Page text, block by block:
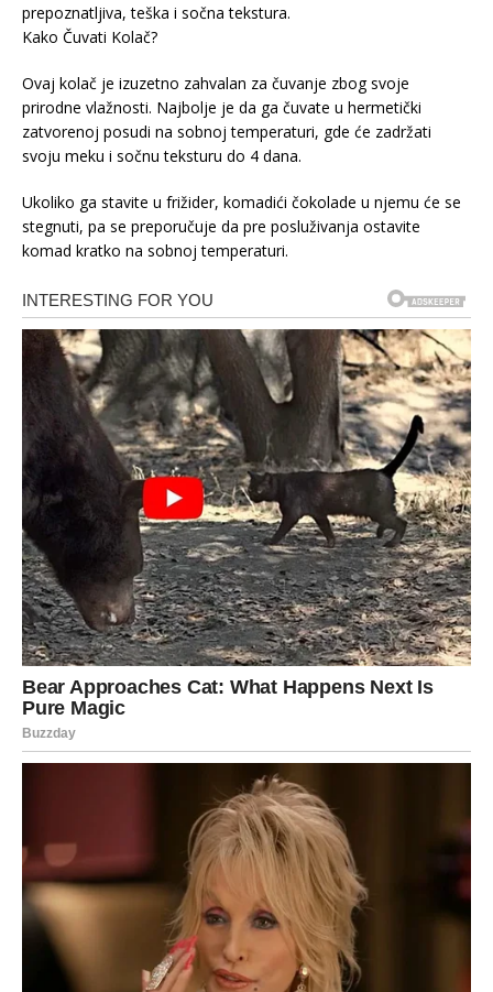
prepoznatljiva, teška i sočna tekstura.
Kako Čuvati Kolač?
Ovaj kolač je izuzetno zahvalan za čuvanje zbog svoje
prirodne vlažnosti. Najbolje je da ga čuvate u hermetički
zatvorenoj posudi na sobnoj temperaturi, gde će zadržati
svoju meku i sočnu teksturu do 4 dana.
Ukoliko ga stavite u frižider, komadići čokolade u njemu će se
stegnuti, pa se preporučuje da pre posluživanja ostavite
komad kratko na sobnoj temperaturi.